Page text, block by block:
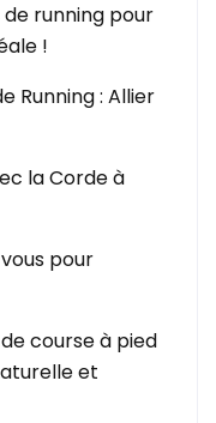
de running pour
!
Running : Allier
la Corde à
pour
course à pied
et